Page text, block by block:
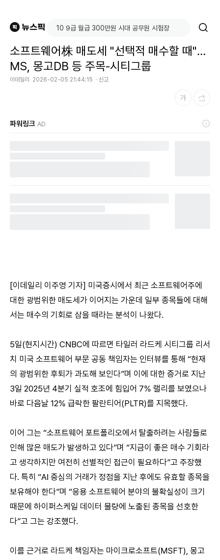
소프트웨어株 매도세 "선택적 매수할 때"…
MS, 몽고DB 등 주목-시티그룹
이데일리 2026-02-05 21:44:15 신고
파워링크 AD
[이데일리 이주영 기자] 미국증시에서 최근 소프트웨어주에
대한 광범위한 매도세가 이어지는 가운데 일부 종목들에 대해
서는 매수의 기회로 삼을 때라는 분석이 나왔다.
5일(현지시간) CNBC에 따르면 타일러 라드케 시티그룹 리서
치 미국 소프트웨어 부문 공동 책임자는 인터뷰를 통해 “현재
의 광범위한 후퇴가 과도해 보인다”며 이에 대한 증거로 지난
3일 2025년 4분기 실적 호조에 힘입어 7% 랠리를 보였으나
바로 다음날 12% 급락한 팔란티어(PLTR)를 지목했다.
이어 그는 “소프트웨어 포트폴리오에서 탈출하려는 사람들로
인해 많은 매도가 발생하고 있다”며 “지금이 좋은 매수 기회라
고 생각하지만 여전히 선별적인 접근이 필요하다”고 주장했
다. 특히 “AI 중심의 거래가 정점을 지난 후에도 유효할 종목을
보유해야 한다”며 “응용 소프트웨어 분야의 불확실성이 크기
때문에 하이퍼스케일 데이터 물량에 노출된 종목을 선호한
다”고 그는 강조했다.
이를 근거로 라드케 책임자는 마이크로소프트(MSFT), 몽고